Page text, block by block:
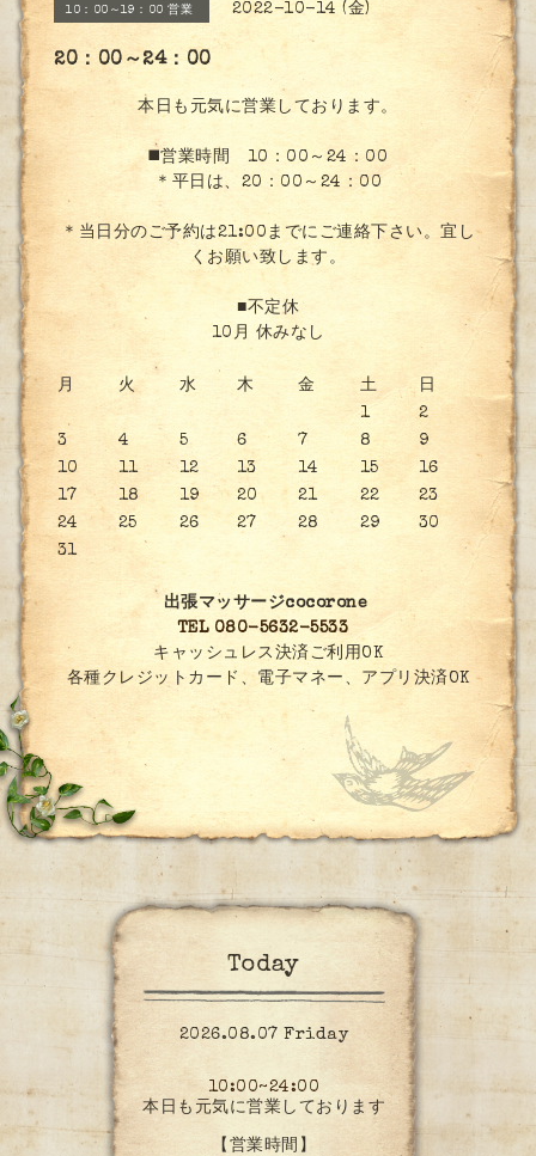
10：00～19：00 営業 2022-10-14 (金)
20：00～24：00
本日も元気に営業しております。
◼️営業時間 10：00～24：00
＊平日は、20：00～24：00
＊当日分のご予約は21:00までにご連絡下さい。宜し
くお願い致します。
■不定休
10月 休みなし
月 火 水 木 金 土
日
1
2
3
4 5 6 7 8
9
10
11 12 13 14 15
16
17
18 19 20 21 22
23
24
25 26 27 28 29
30
31
出張マッサージcocorone
TEL 080-5632-5533
キャッシュレス決済ご利用OK
各種クレジットカード、電子マネー、アプリ決済OK
Today
2026.08.07 Friday
10:00~24:00
本日も元気に営業しております
【営業時間】